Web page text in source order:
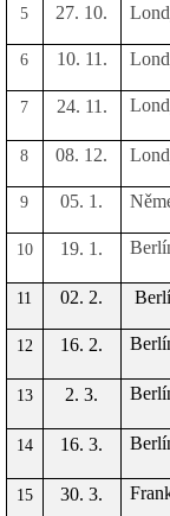
5 27. 10.
6 10. 11.
7 24. 11.
8 08. 12.
9 05. 1.
10 19. 1.
11 02. 2.
12 16. 2.
13 2. 3.
14 16. 3.
15 30. 3.